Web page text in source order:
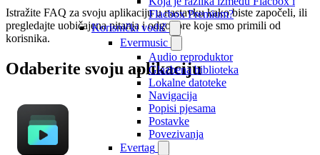
Flacbox Premium?
Korisnički vodič
Evermusic
Audio reproduktor
Glazbena biblioteka
Lokalne datoteke
Navigacija
Popisi pjesama
Postavke
Povezivanja
Evertag
Istražite FAQ za svoju aplikaciju u nastavku kako biste započeli, ili
pregledajte uobičajena pitanja i odgovore koje smo primili od
korisnika.
Odaberite svoju aplikaciju